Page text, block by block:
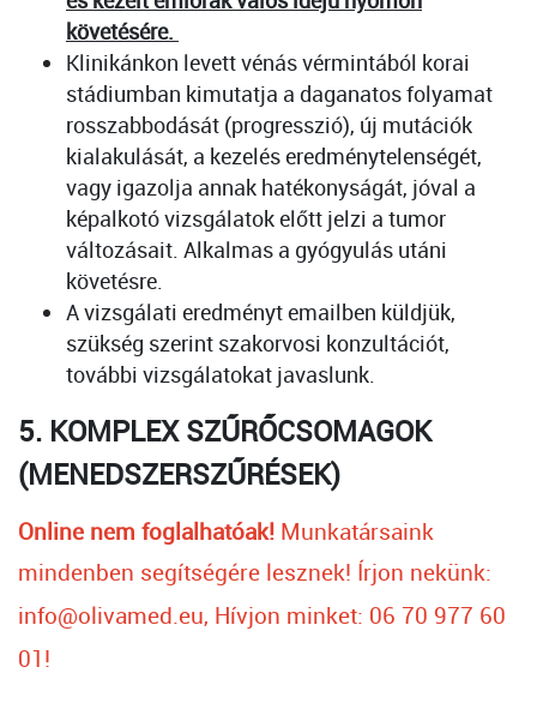
követésére.
Klinikánkon levett vénás vérmintából korai
stádiumban kimutatja a daganatos folyamat
rosszabbodását (progresszió), új mutációk
kialakulását, a kezelés eredménytelenségét,
vagy igazolja annak hatékonyságát, jóval a
képalkotó vizsgálatok előtt jelzi a tumor
változásait. Alkalmas a gyógyulás utáni
követésre.
A vizsgálati eredményt emailben küldjük,
szükség szerint szakorvosi konzultációt,
további vizsgálatokat javaslunk.
5. KOMPLEX SZŰRŐCSOMAGOK
(MENEDSZERSZŰRÉSEK)
Online nem foglalhatóak! Munkatársaink
mindenben segítségére lesznek! Írjon nekünk:
info@olivamed.eu, Hívjon minket: 06 70 977 60
01!